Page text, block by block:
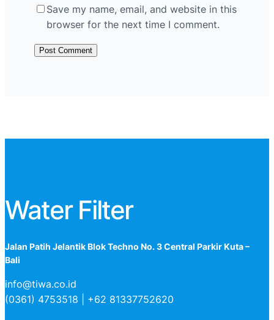
Save my name, email, and website in this
browser for the next time I comment.
Water Filter
Jalan Patih Jelantik Blok Techno No. 3 Central Parkir Kuta –
Bali
info@tiwa.co.id
(0361) 4753518 | +62 81337752620